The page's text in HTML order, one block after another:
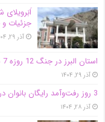
جزئیات و
آذر ۲۹, ۱۴۰۴
استان البرز در جنگ 12 روزه 7 شهید دانشجو تقدیم انقلاب کرد
آذر ۲۹, ۱۴۰۴
3 روز رفت‌وآمد رایگان بانوان در خطوط اتوبوسرانی شهری کرج
آذر ۲۸, ۱۴۰۴